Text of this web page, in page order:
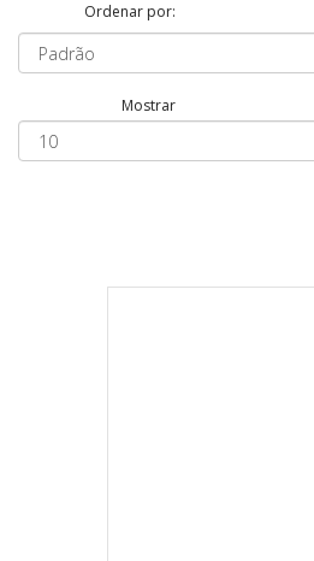
Ordenar por:
Mostrar